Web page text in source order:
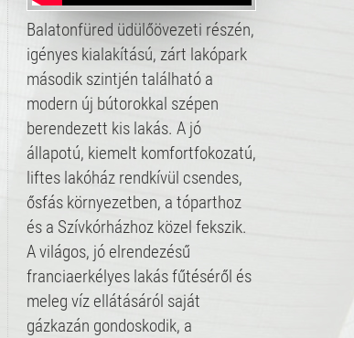
Balatonfüred üdülőövezeti részén,
igényes kialakítású, zárt lakópark
második szintjén található a
modern új bútorokkal szépen
berendezett kis lakás. A jó
állapotú, kiemelt komfortfokozatú,
liftes lakóház rendkívül csendes,
ősfás környezetben, a tóparthoz
és a Szívkórházhoz közel fekszik.
A világos, jó elrendezésű
franciaerkélyes lakás fűtéséről és
meleg víz ellátásáról saját
gázkazán gondoskodik, a